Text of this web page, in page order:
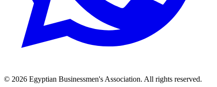
© 2026 Egyptian Businessmen's Association. All rights reserved.